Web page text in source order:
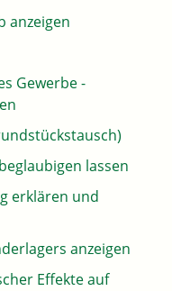
anzeigen
Gewerbe -
lassen
erklären und
anzeigen
Effekte auf